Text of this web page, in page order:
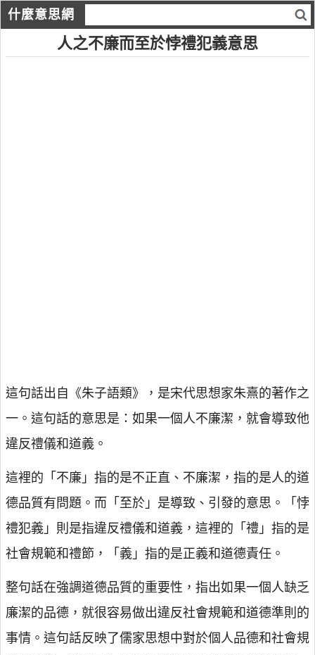
什麼意思網
人之不廉而至於悖禮犯義意思
這句話出自《朱子語類》，是宋代思想家朱熹的著作之
一。這句話的意思是：如果一個人不廉潔，就會導致他
違反禮儀和道義。
這裡的「不廉」指的是不正直、不廉潔，指的是人的道
德品質有問題。而「至於」是導致、引發的意思。「悖
禮犯義」則是指違反禮儀和道義，這裡的「禮」指的是
社會規範和禮節，「義」指的是正義和道德責任。
整句話在強調道德品質的重要性，指出如果一個人缺乏
廉潔的品德，就很容易做出違反社會規範和道德準則的
事情。這句話反映了儒家思想中對於個人品德和社會規